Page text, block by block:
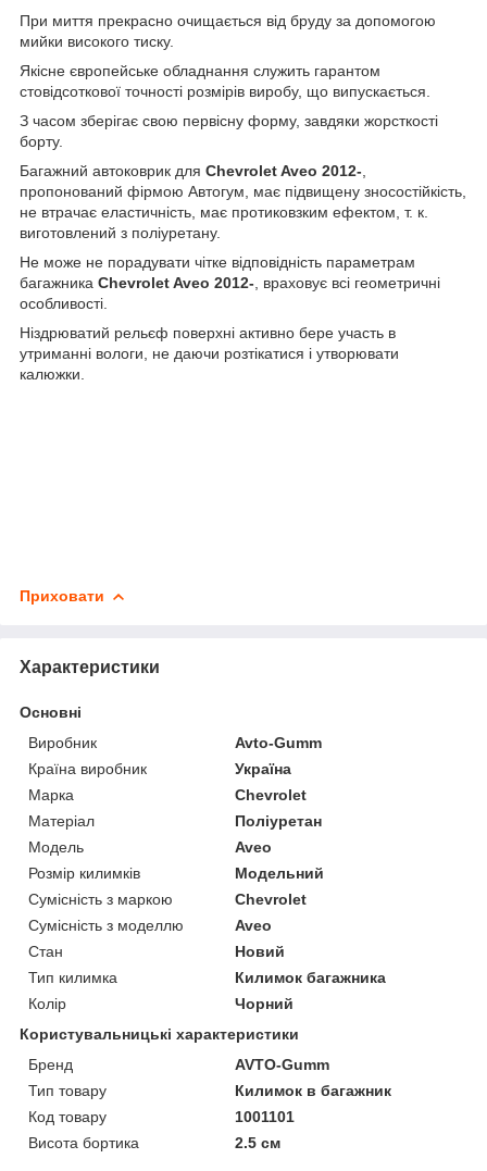
При миття прекрасно очищається від бруду за допомогою
мийки високого тиску.
Якісне європейське обладнання служить гарантом
стовідсоткової точності розмірів виробу, що випускається.
З часом зберігає свою первісну форму, завдяки жорсткості
борту.
Багажний автоковрик для Chevrolet Aveo 2012-
пропонований фірмою Автогум, має підвищену зносостійкість,
не втрачає еластичність, має протиковзким ефектом, т. к.
виготовлений з поліуретану.
Не може не порадувати чітке відповідність параметрам
багажника Chevrolet Aveo 2012- , враховує всі геометричні
особливості.
Ніздрюватий рельєф поверхні активно бере участь в
утриманні вологи, не даючи розтікатися і утворювати
калюжки.
Приховати
Характеристики
Основні
Виробник
Avto-Gumm
Країна виробник
Україна
Марка
Chevrolet
Матеріал
Поліуретан
Модель
Aveo
Розмір килимків
Модельний
Сумісність з маркою
Chevrolet
Сумісність з моделлю
Aveo
Стан
Новий
Тип килимка
Килимок багажника
Колір
Чорний
Користувальницькі характеристики
Бренд
AVTO-Gumm
Тип товару
Килимок в багажник
Код товару
1001101
Висота бортика
2.5 см